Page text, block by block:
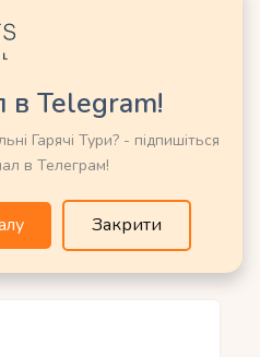
в Telegram!
Гарячі Тури? - підпишіться
в Телеграм!
Закрити